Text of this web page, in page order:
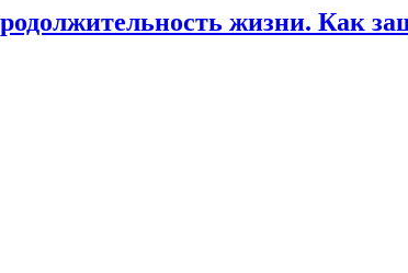
жизни. Как